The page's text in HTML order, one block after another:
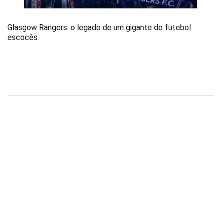
Glasgow Rangers: o legado de um gigante do futebol
escocês